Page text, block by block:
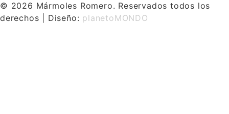
© 2026 Mármoles Romero. Reservados todos los
derechos | Diseño: planetoMONDO